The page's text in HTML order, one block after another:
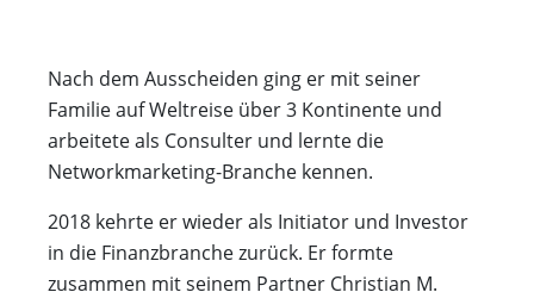
Nach dem Ausscheiden ging er mit seiner
Familie auf Weltreise über 3 Kontinente und
arbeitete als Consulter und lernte die
Networkmarketing-Branche kennen.
2018 kehrte er wieder als Initiator und Investor
in die Finanzbranche zurück. Er formte
zusammen mit seinem Partner Christian M.